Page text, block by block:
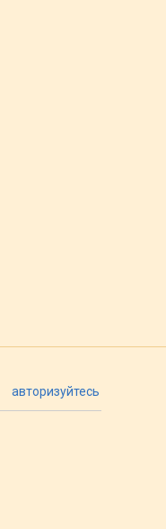
авторизуйтесь